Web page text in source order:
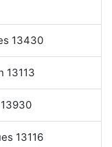
13430
13113
13116